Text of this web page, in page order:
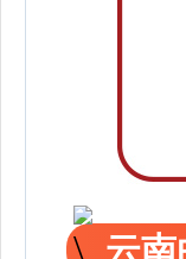
云